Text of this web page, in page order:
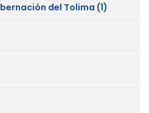
del Tolima (1)